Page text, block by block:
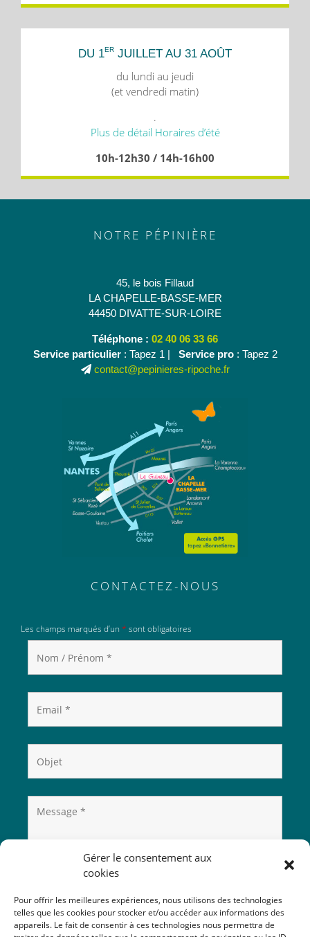
Gérer le consentement aux
cookies
Pour offrir les meilleures expériences, nous utilisons des technologies
telles que les cookies pour stocker et/ou accéder aux informations des
appareils. Le fait de consentir à ces technologies nous permettra de
DU 1ER JUILLET AU 31 AOÛT
du lundi au jeudi
(et vendredi matin)
.
Plus de détail Horaires d’été
10h-12h30 / 14h-16h00
NOTRE PÉPINIÈRE
45, le bois Fillaud
LA CHAPELLE-BASSE-MER
44450 DIVATTE-SUR-LOIRE
Téléphone : 02 40 06 33 66
Service particulier: Tapez 1 | Service pro: Tapez 2
contact@pepinieres-ripoche.fr
CONTACTEZ-NOUS
Les champs marqués d’un * sont obligatoires